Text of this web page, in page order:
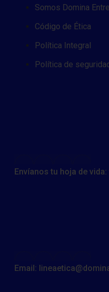
Somos Domina
Código de Ética
Política Integral
Política de
Envíanos tu hoja de
Email: